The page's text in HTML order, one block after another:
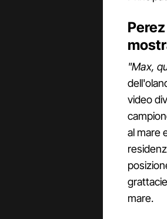
"Max,
video
al mare
mare.